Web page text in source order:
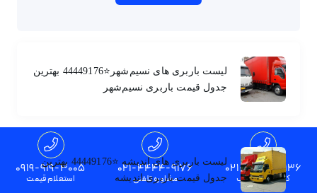
لیست باربری های نسیم‌شهر⭐️44449176 بهترین
جدول قیمت باربری نسیم‌شهر
لیست باربری های اندیشه ⭐️44449176 بهترین
جدول قیمت باربری اندیشه
021-4444-9136
کارشناس بارکوب
021-4444-9176
مشاوره تلفنی
0919-919-3005
استعلام قیمت